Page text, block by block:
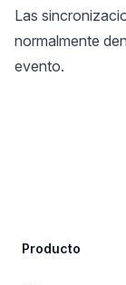
Las
normalmente
evento.
Producto